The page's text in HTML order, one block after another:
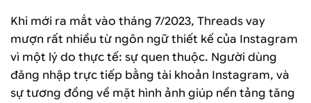
Khi mới ra mắt vào tháng 7/2023, Threads vay
mượn rất nhiều từ ngôn ngữ thiết kế của Instagram
vì một lý do thực tế: sự quen thuộc. Người dùng
đăng nhập trực tiếp bằng tài khoản Instagram, và
sự tương đồng về mặt hình ảnh giúp nền tảng tăng